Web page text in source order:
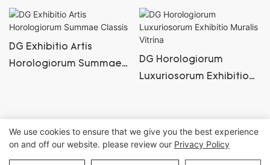
DG Exhibitio Artis
Horologiorum Summae
DG Horologiorum
Luxuriosorum Exhibitio
Iura omnia reservantur © Guangzhou DG Supellectilis Societas, Ltd. |
We use cookies to ensure that we give you the best experience
on and off our website. please review our Privacy Policy